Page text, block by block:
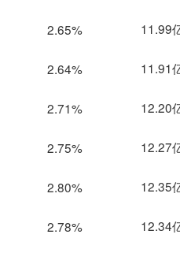
2.65% 11.99
2.64% 11.91
2.71% 12.20
2.75% 12.27
2.80% 12.35
2.78% 12.34